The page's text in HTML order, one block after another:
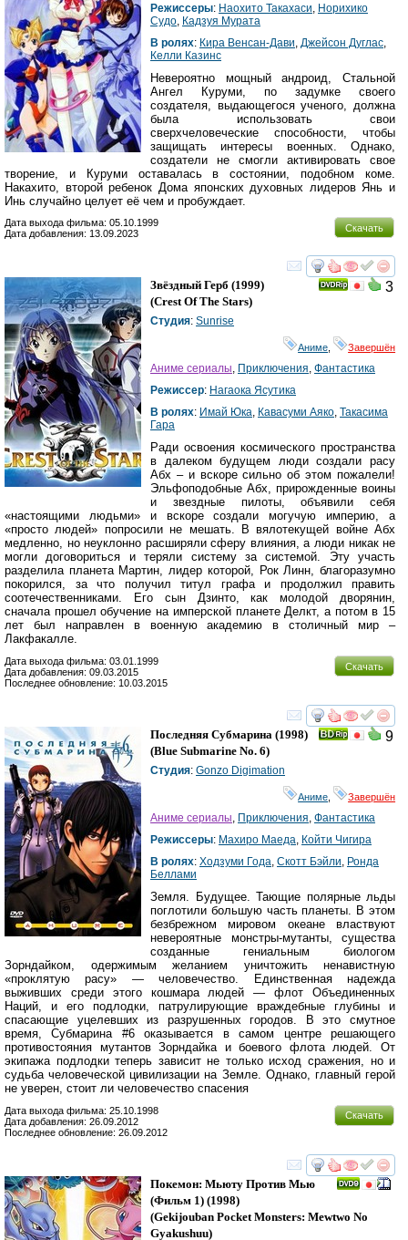
Режиссеры: Наохито Такахаси Норихико
Судо Кадзуя Мурата
В ролях: Кира Венсан-Дави Джейсон Дуглас
Келли Казинс
Невероятно мощный андроид, Стальной
Ангел Куруми, по задумке своего
создателя, выдающегося ученого, должна
была использовать свои
сверхчеловеческие способности, чтобы
защищать интересы военных. Однако,
создатели не смогли активировать свое
творение, и Куруми оставалась в состоянии, подобном коме.
Накахито, второй ребенок Дома японских духовных лидеров Янь и
Инь случайно целует её чем и пробуждает.
Скачать
Дата выхода фильма: 05.10.1999
Дата добавления: 13.09.2023
смотреть
3
Звёздный Герб (1999)
(Crest Of The Stars)
Студия: Sunrise
Аниме Завершён
Аниме сериалы, Приключения, Фантастика
Режиссер: Нагаока Ясутика
В ролях: Имай Юка, Кавасуми Аяко, Такасима
Гара
Ради освоения космического пространства
в далеком будущем люди создали расу
Абх – и вскоре сильно об этом пожалели!
Эльфоподобные Абх, прирожденные воины
и звездные пилоты, объявили себя
«настоящими людьми» и вскоре создали могучую империю, а
«просто людей» попросили не мешать. В вялотекущей войне Абх
медленно, но неуклонно расширяли сферу влияния, а люди никак не
могли договориться и теряли систему за системой. Эту участь
разделила планета Мартин, лидер которой, Рок Линн, благоразумно
покорился, за что получил титул графа и продолжил править
соотечественниками. Его сын Дзинто, как молодой дворянин,
сначала прошел обучение на имперской планете Делкт, а потом в 15
лет был направлен в военную академию в столичный мир –
Лакфакалле.
Скачать
Дата выхода фильма: 03.01.1999
Дата добавления: 09.03.2015
Последнее обновление: 10.03.2015
смотреть
9
Последняя Субмарина (1998)
(Blue Submarine No. 6)
Студия: Gonzo Digimation
Аниме Завершён
Аниме сериалы, Приключения, Фантастика
Режиссеры: Махиро Маеда, Койти Чигира
В ролях: Ходзуми Года, Скотт Бэйли, Ронда
Беллами
Земля. Будущее. Тающие полярные льды
поглотили большую часть планеты. В этом
безбрежном мировом океане властвуют
невероятные монстры-мутанты, существа
созданные гениальным биологом
Зорндайком, одержимым желанием уничтожить ненавистную
«проклятую расу» — человечество. Единственная надежда
выживших среди этого кошмара людей — флот Объединенных
Наций, и его подлодки, патрулирующие враждебные глубины и
спасающие уцелевших из разрушенных городов. В это смутное
время, Субмарина #6 оказывается в самом центре решающего
противостояния мутантов Зорндайка и боевого флота людей. От
экипажа подлодки теперь зависит не только исход сражения, но и
судьба человеческой цивилизации на Земле. Однако, главный герой
не уверен, стоит ли человечество спасения
Скачать
Дата выхода фильма: 25.10.1998
Дата добавления: 26.09.2012
Последнее обновление: 26.09.2012
смотреть
Покемон: Мьюту Против Мью
(Фильм 1) (1998)
(Gekijouban Pocket Monsters: Mewtwo No
Gyakushuu)